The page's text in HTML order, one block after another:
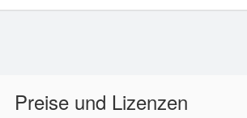
Preise und Lizenzen